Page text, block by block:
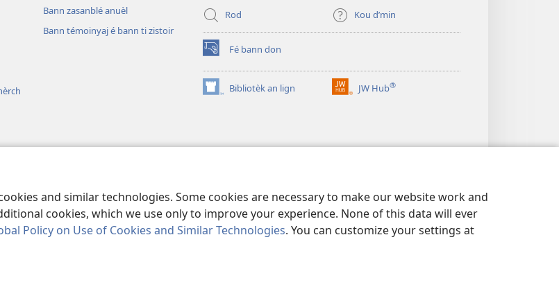
and similar technologies. Some cookies are necessary to make our website work and
cookies, which we use only to improve your experience. None of this data will ever
Policy on Use of Cookies and Similar Technologies. You can customize your settings at
Bann zasanblé anuèl
Bann témoinyaj é bann ti zistoir
Rod
Kou d’min
Fé bann don
(opens
new
window)Bibliotèk an lign
(opens
JW Hub®
(opens
of Pennsylvania.